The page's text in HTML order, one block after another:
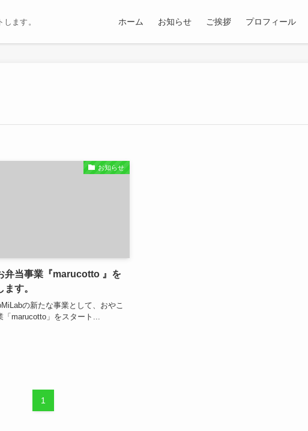
ます。 ホーム お知らせ ご挨拶 プロフィール
お知らせ
弁当事業『marucotto 』を
ます。
の新たな事業として、おやこ
「marucotto」をスタート...
1